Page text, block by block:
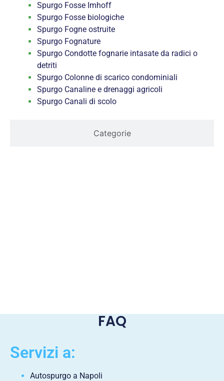
Categorie
Spurgo Fosse Imhoff
Spurgo Fosse biologiche
Spurgo Fogne ostruite
Spurgo Fognature
Spurgo Condotte fognarie intasate da radici o
detriti
Spurgo Colonne di scarico condominiali
Spurgo Canaline e drenaggi agricoli
Spurgo Canali di scolo
FAQ
Servizi a:
Autospurgo a Napoli